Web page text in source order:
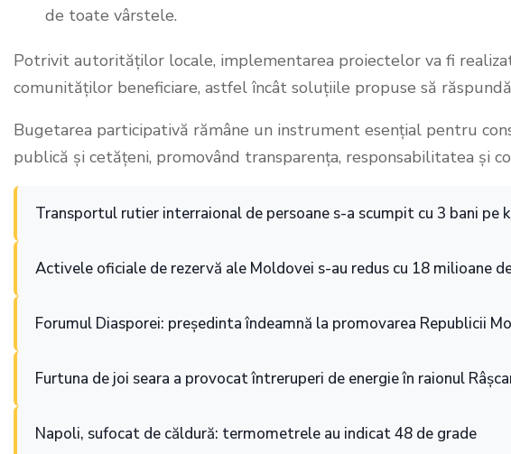
de toate vârstele.
Potrivit autorităților locale, implementarea proiectelor va fi
comunităților beneficiare, astfel încât soluțiile propuse să
Bugetarea participativă rămâne un instrument esențial pentru
publică și cetățeni, promovând transparența, responsabilitatea și
Transportul rutier interraional de persoane s-a scumpit cu 3 bani pe
Activele oficiale de rezervă ale Moldovei s-au redus cu 18 milioane
Forumul Diasporei: președinta îndeamnă la promovarea Republicii
Furtuna de joi seara a provocat întreruperi de energie în raionul
Napoli, sufocat de căldură: termometrele au indicat 48 de grade